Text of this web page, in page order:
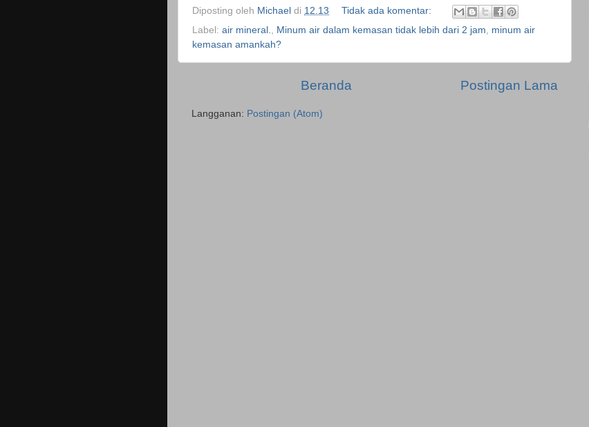
Diposting oleh Michael di 12.13
Tidak ada komentar:
Label: air mineral., Minum air dalam kemasan tidak lebih dari 2 jam, minum air
kemasan amankah?
Postingan Lama
Beranda
Langganan: Postingan (Atom)